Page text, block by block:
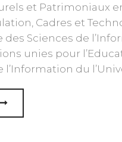
et Patrimoniaux
Cadres et
des Sciences de
unies pour
l’Information du